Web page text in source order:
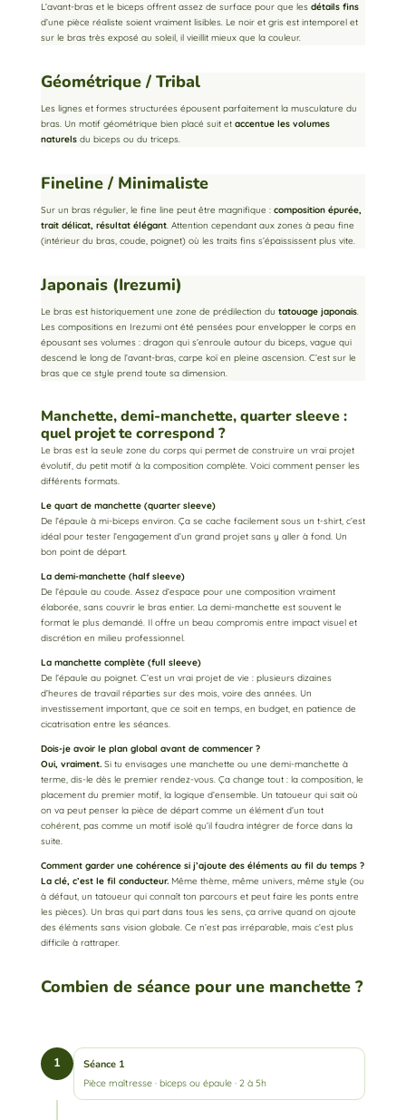
L’avant-bras et le biceps offrent assez de surface pour que les détails fins
d’une pièce réaliste soient vraiment lisibles. Le noir et gris est intemporel et
sur le bras très exposé au soleil, il vieillit mieux que la couleur.
Géométrique / Tribal
Les lignes et formes structurées épousent parfaitement la musculature du
bras. Un motif géométrique bien placé suit et accentue les volumes
naturelsdu biceps ou du triceps.
Fineline / Minimaliste
Sur un bras régulier, le fine line peut être magnifique :composition épurée,
trait délicat, résultat élégant. Attention cependant aux zones à peau fine
(intérieur du bras, coude, poignet) où les traits fins s’épaississent plus vite.
Japonais (Irezumi)
Le bras est historiquement une zone de prédilection du tatouage japonais.
Les compositions en Irezumi ont été pensées pour envelopper le corps en
épousant ses volumes : dragon qui s’enroule autour du biceps, vague qui
descend le long de l’avant-bras, carpe koï en pleine ascension. C’est sur le
bras que ce style prend toute sa dimension.
Manchette, demi-manchette, quarter sleeve :
quel projet te correspond ?
Le bras est la seule zone du corps qui permet de construire un vrai projet
évolutif, du petit motif à la composition complète. Voici comment penser les
différents formats.
Le quart de manchette (quarter sleeve)
De l’épaule à mi-biceps environ. Ça se cache facilement sous un t-shirt, c’est
idéal pour tester l’engagement d’un grand projet sans y aller à fond. Un
bon point de départ.
La demi-manchette (half sleeve)
De l’épaule au coude. Assez d’espace pour une composition vraiment
élaborée, sans couvrir le bras entier. La demi-manchette est souvent le
format le plus demandé. Il offre un beau compromis entre impact visuel et
discrétion en milieu professionnel.
La manchette complète (full sleeve)
De l’épaule au poignet. C’est un vrai projet de vie : plusieurs dizaines
d’heures de travail réparties sur des mois, voire des années. Un
investissement important, que ce soit en temps, en budget, en patience de
cicatrisation entre les séances.
Dois-je avoir le plan global avant de commencer ?
Oui, vraiment.Si tu envisages une manchette ou une demi-manchette à
terme, dis-le dès le premier rendez-vous. Ça change tout : la composition, le
placement du premier motif, la logique d’ensemble. Un tatoueur qui sait où
on va peut penser la pièce de départ comme un élément d’un tout
cohérent, pas comme un motif isolé qu’il faudra intégrer de force dans la
suite.
Comment garder une cohérence si j’ajoute des éléments au fil du temps ?
La clé, c’est le fil conducteur. Même thème, même univers, même style (ou
à défaut, un tatoueur qui connaît ton parcours et peut faire les ponts entre
les pièces). Un bras qui part dans tous les sens, ça arrive quand on ajoute
des éléments sans vision globale. Ce n’est pas irréparable, mais c’est plus
difficile à rattraper.
Combien de séance pour une manchette ?
1 Séance 1
Pièce maîtresse · biceps ou épaule · 2 à 5h